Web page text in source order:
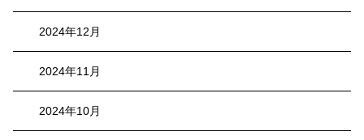
2024年12月
2024年11月
2024年10月